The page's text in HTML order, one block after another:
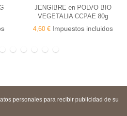
JENGIBRE en POLVO BIO
VEGETALIA CCPAE 80g
4,60 €Impuestos incluidos
personales para recibir publicidad de su